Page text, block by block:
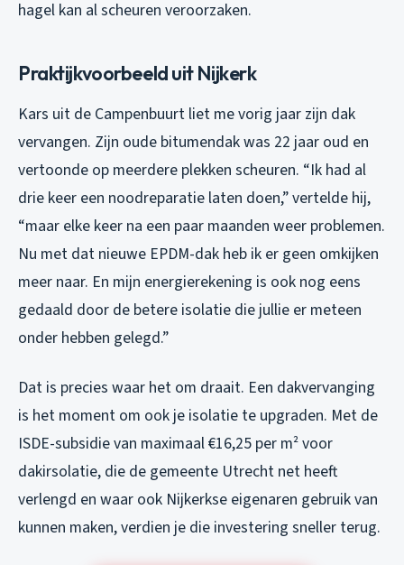
hagel kan al scheuren veroorzaken.
Praktijkvoorbeeld uit Nijkerk
Kars uit de Campenbuurt liet me vorig jaar zijn dak
vervangen. Zijn oude bitumendak was 22 jaar oud en
vertoonde op meerdere plekken scheuren. “Ik had al
drie keer een noodreparatie laten doen,” vertelde hij,
“maar elke keer na een paar maanden weer problemen.
Nu met dat nieuwe EPDM-dak heb ik er geen omkijken
meer naar. En mijn energierekening is ook nog eens
gedaald door de betere isolatie die jullie er meteen
onder hebben gelegd.”
Dat is precies waar het om draait. Een dakvervanging
is het moment om ook je isolatie te upgraden. Met de
ISDE-subsidie van maximaal €16,25 per m² voor
dakirsolatie, die de gemeente Utrecht net heeft
verlengd en waar ook Nijkerkse eigenaren gebruik van
kunnen maken, verdien je die investering sneller terug.